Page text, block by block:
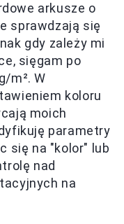
arkusze o
sprawdzają się
gdy zależy mi
sięgam po
m². W
koloru
moich
parametry
się na "kolor" lub
nad
na